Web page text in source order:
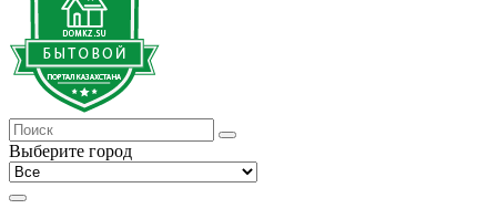
Выберите город